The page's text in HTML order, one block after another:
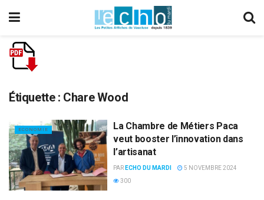
Étiquette : Chare Wood
ECONOMIE
La Chambre de Métiers Paca
veut booster l’innovation dans
l’artisanat
PAR ECHO DU MARDI
5 NOVEMBRE 2024
300